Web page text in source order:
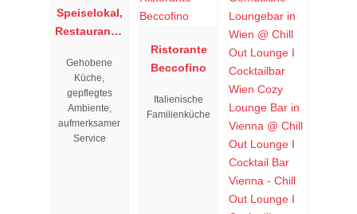
Speiselokal,
Restaurant "
"
Gehobene
Küche,
gepflegtes
Ambiente,
aufmerksamer
Service
Ristorante
Beccofino
Italienische
Familienküche